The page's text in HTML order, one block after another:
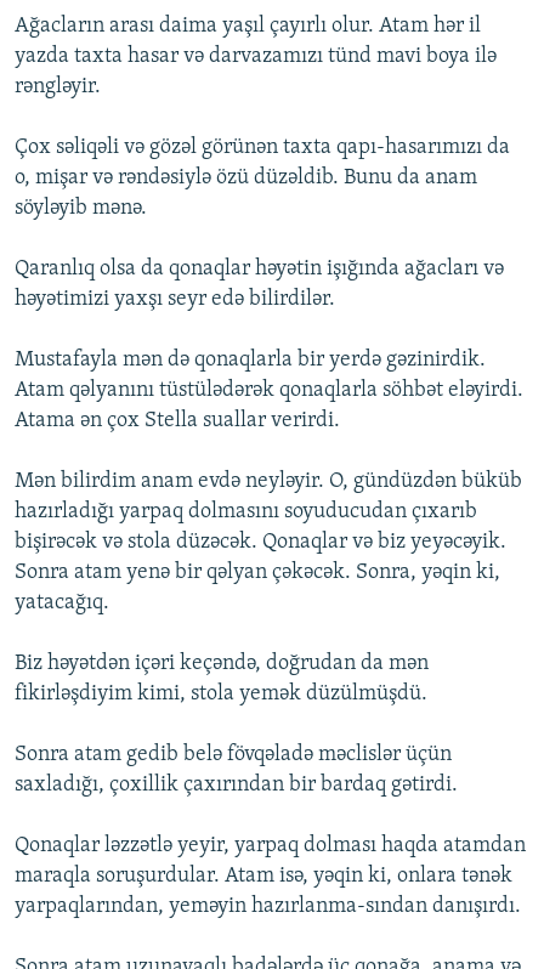
Ağacların arası daima yaşıl çayırlı olur. Atam hər il
yazda taxta hasar və darvazamızı tünd mavi boya ilə
rəngləyir.
Çox səliqəli və gözəl görünən taxta qapı-hasarımızı da
o, mişar və rəndəsiylə özü düzəldib. Bunu da anam
söyləyib mənə.
Qaranlıq olsa da qonaqlar həyətin işığında ağacları və
həyətimizi yaxşı seyr edə bilirdilər.
Mustafayla mən də qonaqlarla bir yerdə gəzinirdik.
Atam qəlyanını tüstülədərək qonaqlarla söhbət eləyirdi.
Atama ən çox Stella suallar verirdi.
Mən bilirdim anam evdə neyləyir. O, gündüzdən büküb
hazırladığı yarpaq dolmasını soyuducudan çıxarıb
bişirəcək və stola düzəcək. Qonaqlar və biz yeyəcəyik.
Sonra atam yenə bir qəlyan çəkəcək. Sonra, yəqin ki,
yatacağıq.
Biz həyətdən içəri keçəndə, doğrudan da mən
fikirləşdiyim kimi, stola yemək düzülmüşdü.
Sonra atam gedib belə fövqəladə məclislər üçün
saxladığı, çoxillik çaxırından bir bardaq gətirdi.
Qonaqlar ləzzətlə yeyir, yarpaq dolması haqda atamdan
maraqla soruşurdular. Atam isə, yəqin ki, onlara tənək
yarpaqlarından, yeməyin hazırlanma-sından danışırdı.